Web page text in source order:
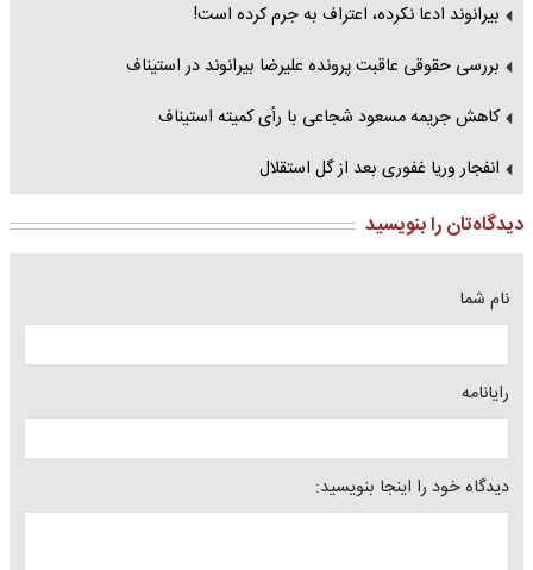
بیرانوند ادعا نکرده، اعتراف به جرم کرده است!
بررسی حقوقی عاقبت پرونده علیرضا بیرانوند در استیناف
کاهش جریمه مسعود شجاعی با رأی کمیته استیناف
انفجار وریا غفوری بعد از گل استقلال
دیدگاه‌تان را بنویسید
نام شما
رایانامه
دیدگاه خود را اینجا بنویسید: